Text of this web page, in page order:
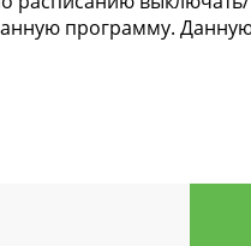
программу.